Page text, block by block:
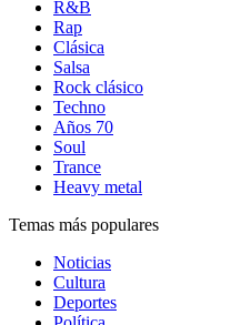
R&B
Rap
Clásica
Salsa
Rock clásico
Techno
Años 70
Soul
Trance
Heavy metal
Temas más populares
Noticias
Cultura
Deportes